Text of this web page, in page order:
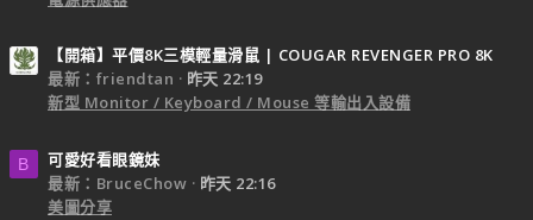
【開箱】平價8K三模輕量滑鼠 | COUGAR REVENGER PRO 8K
最新：friendtan
昨天 22:19
新型 Monitor / Keyboard / Mouse 等輸出入設備
B
可愛好看眼鏡妹
最新：BruceChow
昨天 22:16
美圖分享